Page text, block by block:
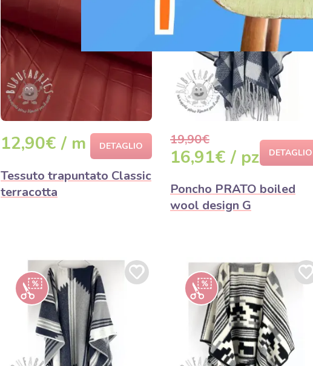
12,90€ / m DETAGLIO
Tessuto trapuntato Classic
terracotta
19,90€
16,91€ / pz DETAGLIO
Poncho PRATO boiled
wool design G